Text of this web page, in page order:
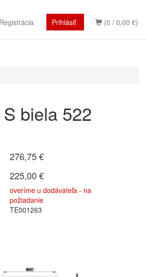
(0 / 0,00 €)
Registrácia Prihlásiť
biela 522
276,75 €
225,00 €
overíme u dodávateľa - na
požiadanie
TE001263